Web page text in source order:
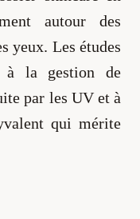
autour des
yeux. Les études
à la gestion de
par les UV et à
qui mérite